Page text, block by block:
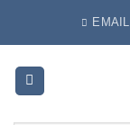
EMAIL